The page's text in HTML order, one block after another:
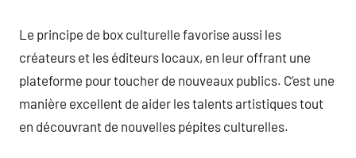
Le principe de box culturelle favorise aussi les
créateurs et les éditeurs locaux, en leur offrant une
plateforme pour toucher de nouveaux publics. C’est une
manière excellent de aider les talents artistiques tout
en découvrant de nouvelles pépites culturelles.